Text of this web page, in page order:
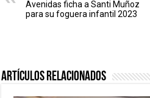
Avenidas ficha a Santi Muñoz
para su foguera infantil 2023
Artículos relacionados